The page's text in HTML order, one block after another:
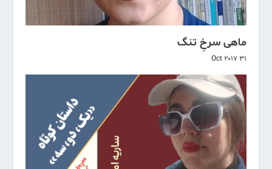
ماهی سرخِ تنگ
31 Oct 2017